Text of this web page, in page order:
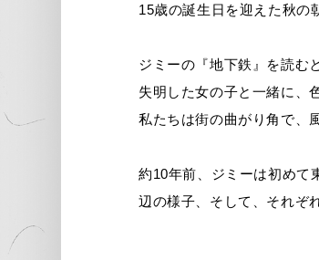
15歳の誕生日を迎えた秋の
ジミーの『地下鉄』を読む
失明した女の子と一緒に、
私たちは街の曲がり角で、
約10年前、ジミーは初めて
辺の様子、そして、それぞ